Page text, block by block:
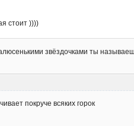
стоит ))))
звёздочками ты
покруче всяких горок